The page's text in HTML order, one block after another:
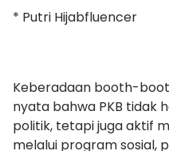
* Putri Hijabfluencer
Keberadaan booth-
nyata bahwa PKB tidak
politik, tetapi juga aktif
melalui program sosial,